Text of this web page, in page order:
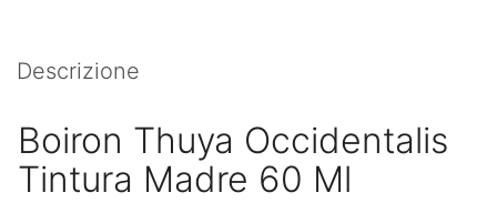
Descrizione
Boiron Thuya Occidentalis
Tintura Madre 60 Ml